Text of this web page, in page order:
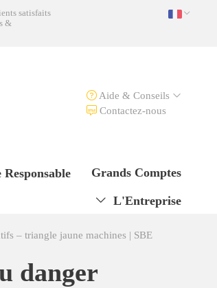
satisfaits
&
Aide & Conseils
Contactez-nous
Grands Comptes
L'Entreprise
– triangle jaune machines | SBE
danger